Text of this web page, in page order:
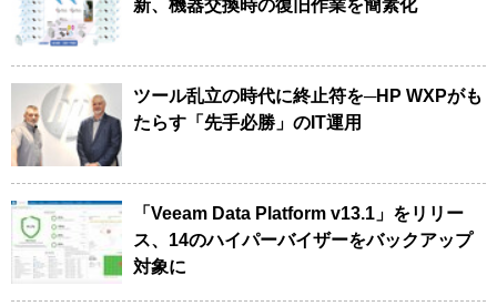
新、機器交換時の復旧作業を簡素化
ツール乱立の時代に終止符を─HP WXPがも
たらす「先手必勝」のIT運用
「Veeam Data Platform v13.1」をリリー
ス、14のハイパーバイザーをバックアップ
対象に